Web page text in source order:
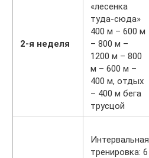
2-я неделя
«лесенка
туда-сюда»
400 м – 600 м
– 800 м –
1200 м – 800
м – 600 м –
400 м, отдых
– 400 м бега
трусцой
Интервальная
тренировка: 6